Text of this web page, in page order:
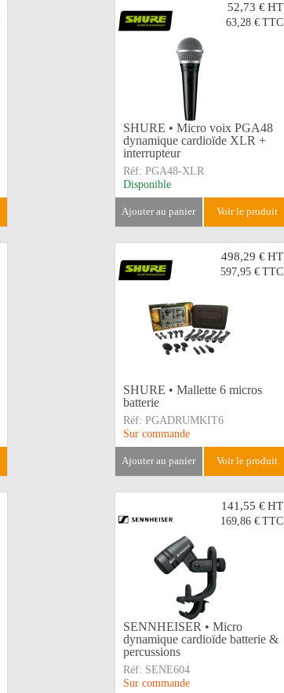
52,73 € HT
63,28 € TTC
SHURE • Micro voix PGA48
dynamique cardioïde XLR +
interrupteur
Réf: PGA48-XLR
Disponible
ajouter au panier voir le produit
498,29 € HT
597,95 € TTC
SHURE • Mallette 6 micros
batterie
Réf: PGADRUMKIT6
Sur commande
ajouter au panier voir le produit
141,55 € HT
169,86 € TTC
SENNHEISER • Micro
dynamique cardioïde batterie &
percussions
Réf: SENE604
Sur commande